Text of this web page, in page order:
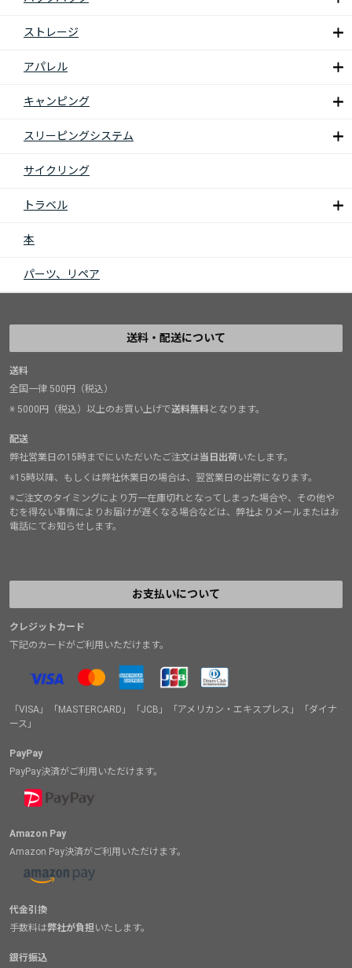
ストレージ
アパレル
キャンピング
スリーピングシステム
サイクリング
トラベル
本
パーツ、リペア
送料・配送について
送料
全国一律 500円（税込）
※ 5000円（税込）以上のお買い上げで送料無料となります。
配送
弊社営業日の15時までにいただいたご注文は当日出荷いたします。
※15時以降、もしくは弊社休業日の場合は、翌営業日の出荷になります。
※ご注文のタイミングにより万一在庫切れとなってしまった場合や、その他や
むを得ない事情によりお届けが遅くなる場合などは、弊社よりメールまたはお
電話にてお知らせします。
お支払いについて
クレジットカード
下記のカードがご利用いただけます。
「VISA」「MASTERCARD」「JCB」「アメリカン・エキスプレス」「ダイナ
ース」
PayPay
PayPay決済がご利用いただけます。
Amazon Pay
Amazon Pay決済がご利用いただけます。
代金引換
手数料は弊社が負担いたします。
銀行振込